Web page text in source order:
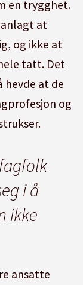
en trygghet.
at
og ikke at
tatt. Det
hevde at de
og
i å
ikke
ansatte